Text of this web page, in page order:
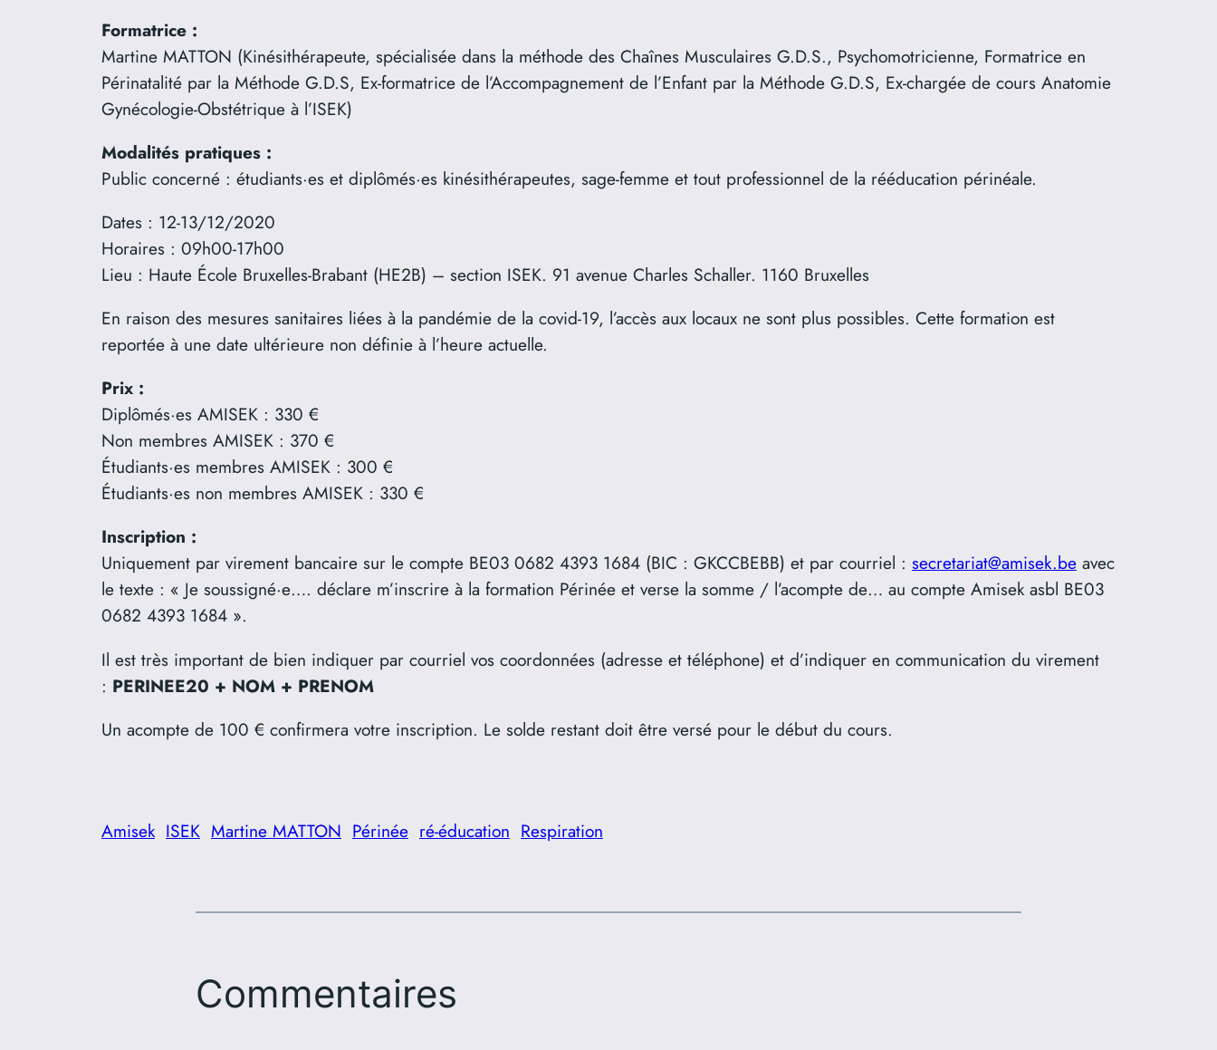
Formatrice :
Martine MATTON (Kinésithérapeute, spécialisée dans la méthode des Chaînes Musculaires G.D.S., Psychomotricienne, Formatrice en
Périnatalité par la Méthode G.D.S, Ex-formatrice de l’Accompagnement de l’Enfant par la Méthode G.D.S, Ex-chargée de cours Anatomie
Gynécologie-Obstétrique à l’ISEK)
Modalités pratiques :
Public concerné : étudiants·es et diplômés·es kinésithérapeutes, sage-femme et tout professionnel de la rééducation périnéale.
Dates : 12-13/12/2020
Horaires : 09h00-17h00
Lieu : Haute École Bruxelles-Brabant (HE2B) – section ISEK. 91 avenue Charles Schaller. 1160 Bruxelles
En raison des mesures sanitaires liées à la pandémie de la covid-19, l’accès aux locaux ne sont plus possibles. Cette formation est
reportée à une date ultérieure non définie à l’heure actuelle.
Prix :
Diplômés·es AMISEK : 330 €
Non membres AMISEK : 370 €
Étudiants·es membres AMISEK : 300 €
Étudiants·es non membres AMISEK : 330 €
Inscription :
Uniquement par virement bancaire sur le compte BE03 0682 4393 1684 (BIC : GKCCBEBB) et par courriel : secretariat@amisek.be avec
le texte : « Je soussigné·e…. déclare m’inscrire à la formation Périnée et verse la somme / l’acompte de… au compte Amisek asbl BE03
0682 4393 1684 ».
Il est très important de bien indiquer par courriel vos coordonnées (adresse et téléphone) et d’indiquer en communication du virement
: PERINEE20 + NOM + PRENOM
Un acompte de 100 € confirmera votre inscription. Le solde restant doit être versé pour le début du cours.
Amisek ISEK Martine MATTON Périnée ré-éducation Respiration
Commentaires